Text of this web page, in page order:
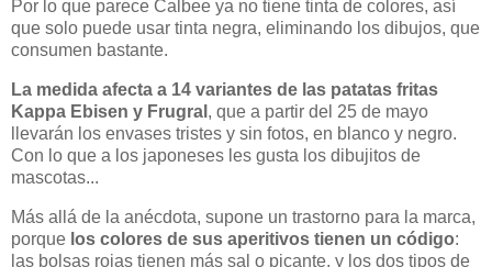
Por lo que parece Calbee ya no tiene tinta de colores, así
que solo puede usar tinta negra, eliminando los dibujos, que
consumen bastante.
La medida afecta a 14 variantes de las patatas fritas
Kappa Ebisen y Frugral , que a partir del 25 de mayo
llevarán los envases tristes y sin fotos, en blanco y negro.
Con lo que a los japoneses les gusta los dibujitos de
mascotas...
Más allá de la anécdota, supone un trastorno para la marca,
porque los colores de sus aperitivos tienen un código:
las bolsas rojas tienen más sal o picante, y los dos tipos de